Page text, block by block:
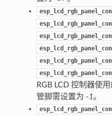
RGB LCD 控制器使
管脚需设置为 -1。